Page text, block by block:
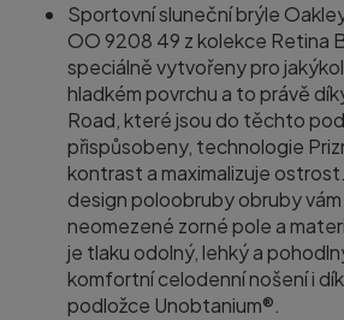
Sportovní sluneční brýle
OO 9208 49 z kolekce Retina
speciálně vytvořeny pro
hladkém povrchu a to právě
Road, které jsou do těchto
přispůsobeny, technologie
kontrast a maximalizuje
design poloobruby obruby
neomezené zorné pole a
je tlaku odolný, lehký a
komfortní celodenní nošení i
podložce Unobtanium®.